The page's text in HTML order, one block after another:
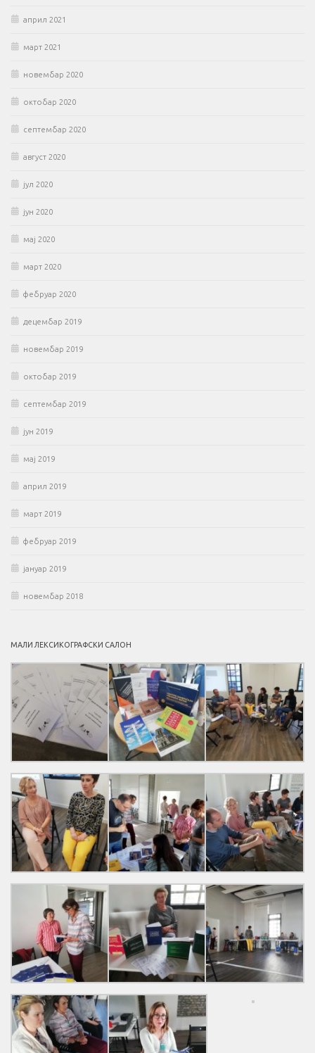
април 2021
март 2021
новембар 2020
октобар 2020
септембар 2020
август 2020
јул 2020
јун 2020
мај 2020
март 2020
фебруар 2020
децембар 2019
новембар 2019
октобар 2019
септембар 2019
јун 2019
мај 2019
април 2019
март 2019
фебруар 2019
јануар 2019
новембар 2018
МАЛИ ЛЕКСИКОГРАФСКИ САЛОН